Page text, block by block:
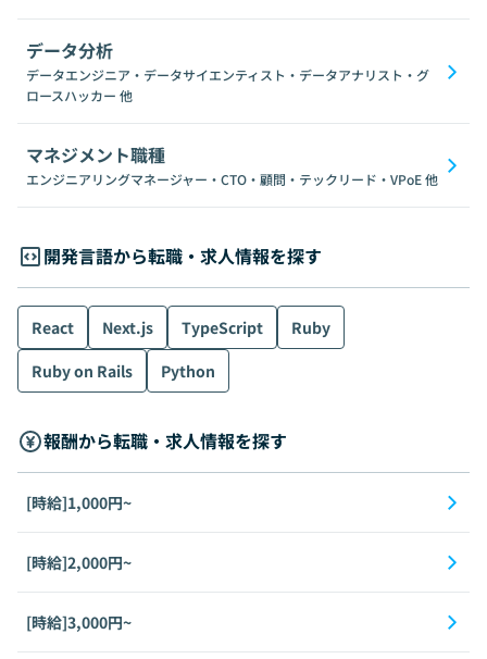
データ分析
データエンジニア・データサイエンティスト・データアナリスト・グ
ロースハッカー 他
マネジメント職種
エンジニアリングマネージャー・CTO・顧問・テックリード・VPoE他
開発言語から転職・求人情報を探す
React Next.js TypeScript
Ruby
Ruby on Rails
Python
報酬から転職・求人情報を探す
[時給]1,000円~
[時給]2,000円~
[時給]3,000円~